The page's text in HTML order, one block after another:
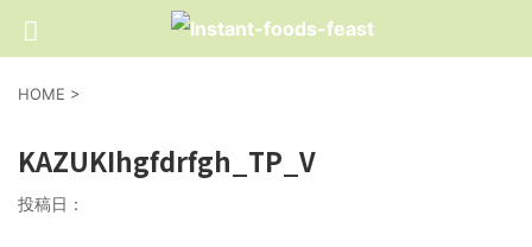
HOME >
KAZUKIhgfdrfgh_TP_V
投稿日：